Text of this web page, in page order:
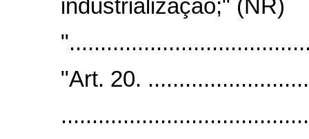
industrialização;" (NR)
"Art. 20.